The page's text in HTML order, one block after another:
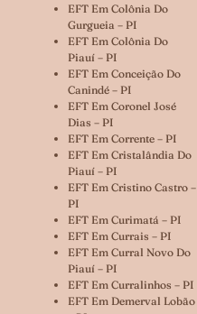
EFT Em Colônia Do
Gurgueia – PI
EFT Em Colônia Do
Piauí – PI
EFT Em Conceição Do
Canindé – PI
EFT Em Coronel José
Dias – PI
EFT Em Corrente – PI
EFT Em Cristalândia Do
Piauí – PI
EFT Em Cristino Castro –
PI
EFT Em Curimatá – PI
EFT Em Currais – PI
EFT Em Curral Novo Do
Piauí – PI
EFT Em Curralinhos – PI
EFT Em Demerval Lobão